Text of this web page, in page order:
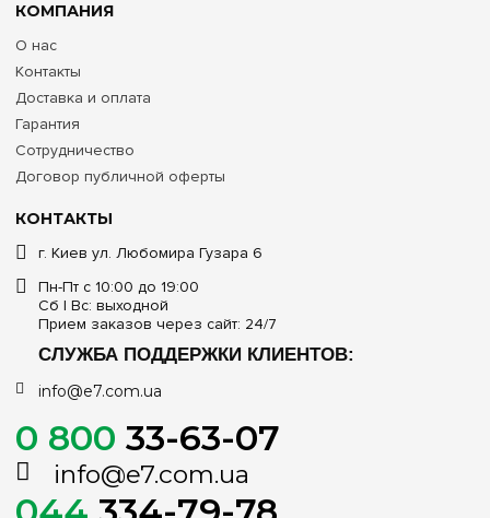
КОНТАКТЫ
г. Киев ул. Любомира Гузара 6
Пн-Пт с 10:00 до 19:00
Сб | Вс: выходной
Прием заказов через сайт: 24/7
СЛУЖБА ПОДДЕРЖКИ КЛИЕНТОВ:
info@e7.com.ua
0 800 33-63-07
info@e7.com.ua
КОМПАНИЯ
О нас
Контакты
Доставка и оплата
Гарантия
Сотрудничество
Договор публичной оферты